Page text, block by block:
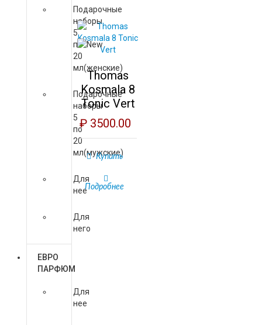
Подарочные
наборы
5
по
20
мл(женские)
Подарочные
наборы
5
по
20
мл(мужские)
Для
нее
Для
него
ЕВРО
ПАРФЮМ
Для
нее
Thomas
Kosmala 8
Tonic Vert
₽ 3500.00
Купить
Подробнее